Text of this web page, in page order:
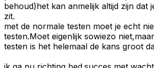
behoud)het kan anmelijk altijd zijn dat
zit.
met de normale testen moet je echt
testen.Moet eigenlijk sowiezo
testen is het helemaal de kans groot